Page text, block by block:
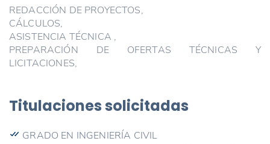
REDACCIÓN DE PROYECTOS,
CÁLCULOS,
ASISTENCIA TÉCNICA ,
PREPARACIÓN DE OFERTAS TÉCNICAS Y
LICITACIONES,
Titulaciones solicitadas
GRADO EN INGENIERÍA CIVIL